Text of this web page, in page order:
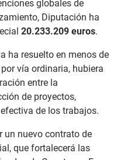
globales de
Diputación ha
20.233.209 euros.
ha resuelto en menos de
vía ordinaria, hubiera
entre la
de proyectos,
de los trabajos.
un nuevo contrato de
que fortalecerá las